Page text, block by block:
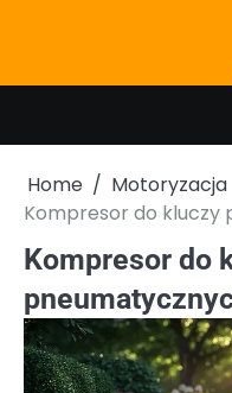
Home
Motoryzacja
Kompresor do kluczy
Kompresor do